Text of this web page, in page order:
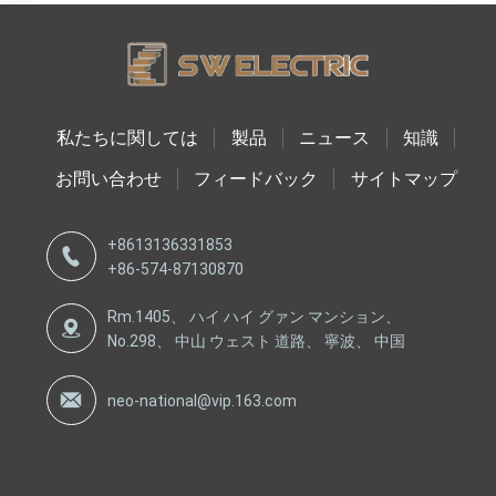
私たちに関しては 製品 ニュース
知識
お問い合わせ
フィードバック サイトマップ
+8613136331853
+86-574-87130870
Rm.1405、 ハイ ハイ グァン マンション、
No.298、 中山 ウェスト 道路、 寧波、 中国
neo-national@vip.163.com